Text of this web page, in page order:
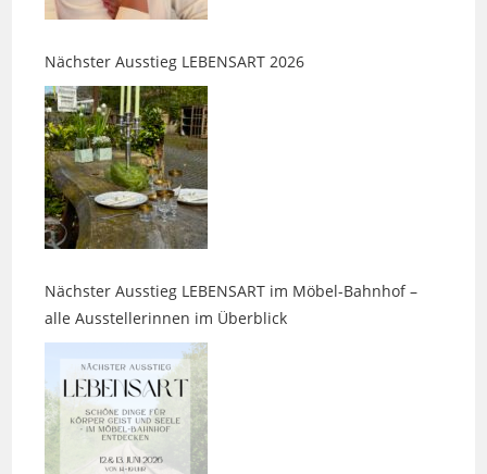
Nächster Ausstieg LEBENSART 2026
Nächster Ausstieg LEBENSART im Möbel-Bahnhof –